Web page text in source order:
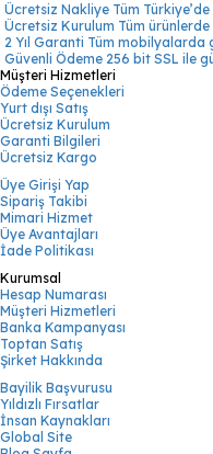
Ücretsiz Nakliye Tüm
Ücretsiz Kurulum Tüm
2 Yıl Garanti Tüm mobilyalarda
Güvenli Ödeme 256 bit SSL ile
Müşteri Hizmetleri
Ödeme Seçenekleri
Yurt dışı Satış
Ücretsiz Kurulum
Garanti Bilgileri
Ücretsiz Kargo
Üye Girişi Yap
Sipariş Takibi
Mimari Hizmet
Üye Avantajları
İade Politikası
Kurumsal
Hesap Numarası
Müşteri Hizmetleri
Banka Kampanyası
Toptan Satış
Şirket Hakkında
Bayilik Başvurusu
Yıldızlı Fırsatlar
İnsan Kaynakları
Global Site